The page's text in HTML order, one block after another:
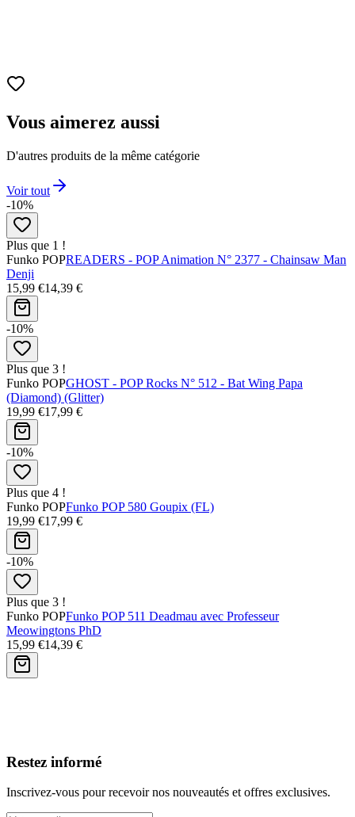
Vous aimerez aussi
D'autres produits de la même catégorie
Voir tout
-10%
Plus que 1 !
Funko POPREADERS - POP Animation N° 2377 - Chainsaw Man
Denji
15,99 €14,39 €
-10%
Plus que 3 !
Funko POPGHOST - POP Rocks N° 512 - Bat Wing Papa
(Diamond) (Glitter)
19,99 €17,99 €
-10%
Plus que 4 !
Funko POPFunko POP 580 Goupix (FL)
19,99 €17,99 €
-10%
Plus que 3 !
Funko POPFunko POP 511 Deadmau avec Professeur
Meowingtons PhD
15,99 €14,39 €
Restez informé
Inscrivez-vous pour recevoir nos nouveautés et offres exclusives.